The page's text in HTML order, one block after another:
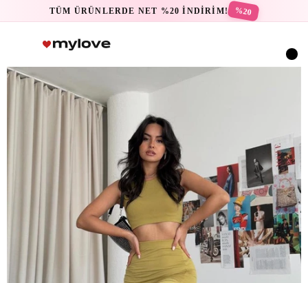
TÜM ÜRÜNLERDE NET %20 İNDİRİM! %20